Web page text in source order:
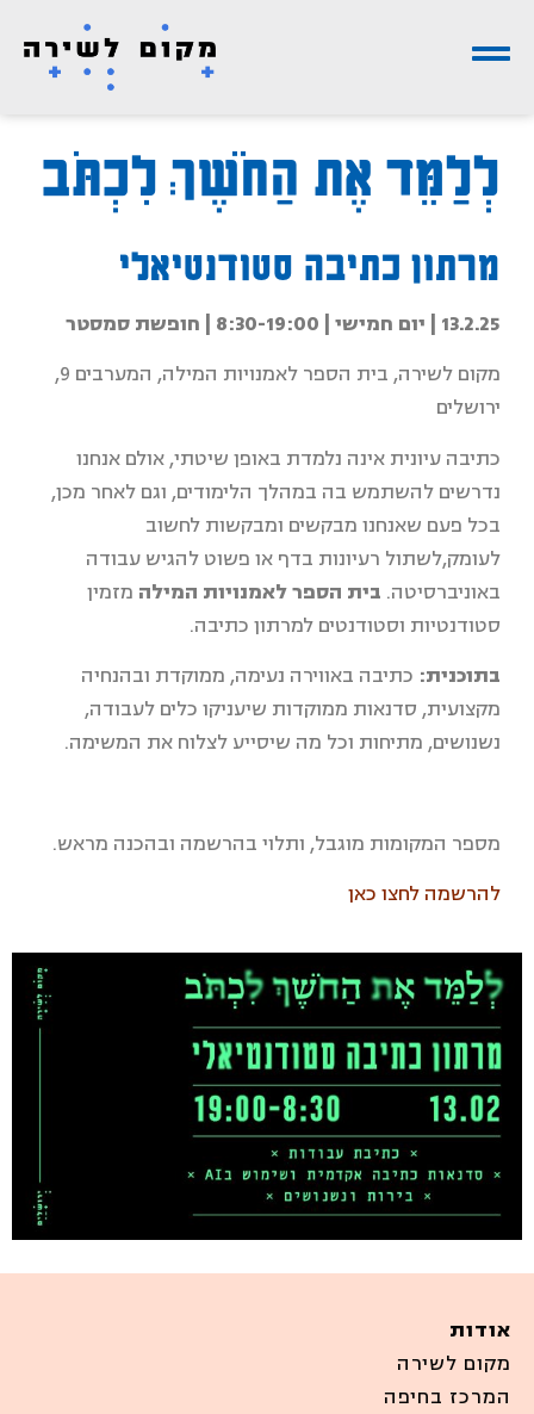
לְלַמֵּד אֶת הַחֹשֶׁךְ לִכְתֹּב
מרתון כתיבה סטודנטיאלי
13.2.25 | יום חמישי | 8:30-19:00 | חופשת סמסטר
מקום לשירה, בית הספר לאמנויות המילה, המערבים 9,
ירושלים
כתיבה עיונית אינה נלמדת באופן שיטתי, אולם אנחנו
נדרשים להשתמש בה במהלך הלימודים, וגם לאחר מכן,
בכל פעם שאנחנו מבקשים ומבקשות לחשוב
לעומק,לשתול רעיונות בדף או פשוט להגיש עבודה
באוניברסיטה. בית הספר לאמנויות המילה מזמין
סטודנטיות וסטודנטים למרתון כתיבה.
בתוכנית: כתיבה באווירה נעימה, ממוקדת ובהנחיה
מקצועית, סדנאות ממוקדות שיעניקו כלים לעבודה,
נשנושים, מתיחות וכל מה שיסייע לצלוח את המשימה.
מספר המקומות מוגבל, ותלוי בהרשמה ובהכנה מראש.
להרשמה לחצו כאן
אודות
מקום לשירה
המרכז בחיפה